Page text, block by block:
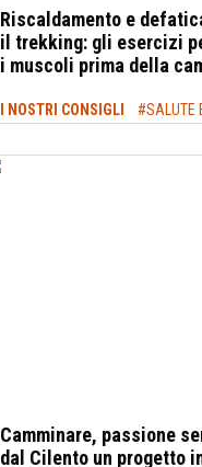
Riscaldamento e
il trekking: gli esercizi
i muscoli prima della
I NOSTRI CONSIGLI #SALUTE
Camminare, passione
dal Cilento un progetto